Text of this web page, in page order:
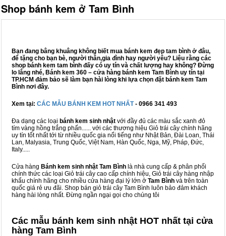
Shop bánh kem ở Tam Bình
Bạn đang bâng khuâng không biết mua bánh kem đẹp tam bình ở đâu,
để tặng cho bạn bè, người thân,gia đình hay người yêu? Liệu rằng các
shop bánh kem tam bình đấy có uy tín và chất lượng hay không? Đừng
lo lắng nhé, Bánh kem 360 – cửa hàng bánh kem Tam Bình uy tín tại
TP.HCM đảm bảo sẽ làm bạn hài lòng khi lựa chọn đặt bánh kem Tam
Bình nơi đây.
Xem tại: CÁC MẪU BÁNH KEM HOT NHẤT- 0966 341 493
Đa dạng các loại bánh kem sinh nhật với đầy đủ các màu sắc xanh đỏ
tím vàng hồng trắng phấn...... với các thương hiệu Giỏ trái cây chính hãng
uy tín tốt nhất tới từ nhiều quốc gia nổi tiếng như Nhật Bản, Đài Loan, Thái
Lan, Malyasia, Trung Quốc, Việt Nam, Hàn Quốc, Nga, Mỹ, Pháp, Đức,
Italy.....
Cửa hàng Bánh kem sinh nhật Tam Bình là nhà cung cấp & phân phối
chính thức các loại Giỏ trái cây cao cấp chính hiệu, Giỏ trái cây hàng nhập
khẩu chính hãng cho nhiều cửa hàng đại lý lớn ở Tam Bình và trên toàn
quốc giá rẻ ưu đãi. Shop bán giỏ trái cây Tam Bình luôn bảo đảm khách
hàng hài lòng nhất. Đừng ngần ngại gọi cho chúng tôi
Các mẫu bánh kem sinh nhật HOT nhất tại cửa
hàng Tam Bình